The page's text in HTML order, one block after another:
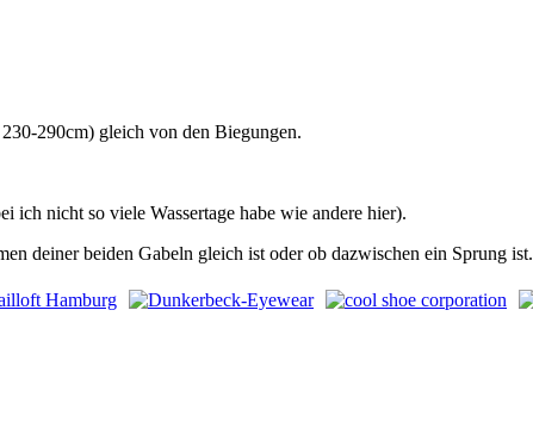
290cm) gleich von den Biegungen.
ich nicht so viele Wassertage habe wie andere hier).
deiner beiden Gabeln gleich ist oder ob dazwischen ein Sprung ist.